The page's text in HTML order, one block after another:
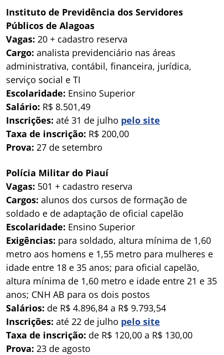
Instituto de Previdência dos Servidores
Públicos de Alagoas
Vagas: 20 + cadastro reserva
Cargo: analista previdenciário nas áreas
administrativa, contábil, financeira, jurídica,
serviço social e TI
Escolaridade: Ensino Superior
Salário: R$ 8.501,49
Inscrições: até 31 de julho pelo site
Taxa de inscrição: R$ 200,00
Prova: 27 de setembro
Polícia Militar do Piauí
Vagas: 501 + cadastro reserva
Cargos: alunos dos cursos de formação de
soldado e de adaptação de oficial capelão
Escolaridade: Ensino Superior
Exigências: para soldado, altura mínima de 1,60
metro aos homens e 1,55 metro para mulheres e
idade entre 18 e 35 anos; para oficial capelão,
altura mínima de 1,60 metro e idade entre 21 e 35
anos; CNH AB para os dois postos
Salários: de R$ 4.896,84 a R$ 9.793,54
Inscrições: até 22 de julho pelo site
Taxa de inscrição: de R$ 120,00 a R$ 130,00
Prova: 23 de agosto